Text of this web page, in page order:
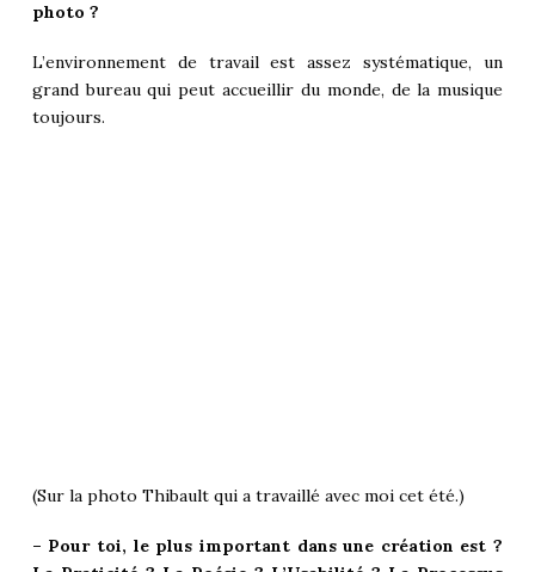
photo ?
L’environnement de travail est assez systématique, un
grand bureau qui peut accueillir du monde, de la musique
toujours.
(Sur la photo Thibault qui a travaillé avec moi cet été.)
– Pour toi, le plus important dans une création est ?